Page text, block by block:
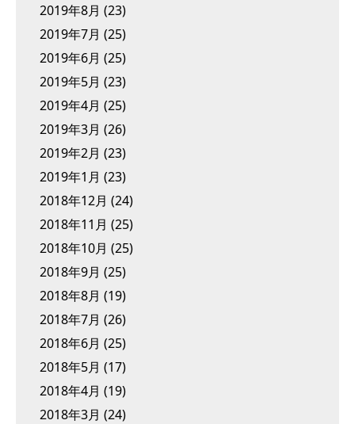
2019年8月 (23)
2019年7月 (25)
2019年6月 (25)
2019年5月 (23)
2019年4月 (25)
2019年3月 (26)
2019年2月 (23)
2019年1月 (23)
2018年12月 (24)
2018年11月 (25)
2018年10月 (25)
2018年9月 (25)
2018年8月 (19)
2018年7月 (26)
2018年6月 (25)
2018年5月 (17)
2018年4月 (19)
2018年3月 (24)